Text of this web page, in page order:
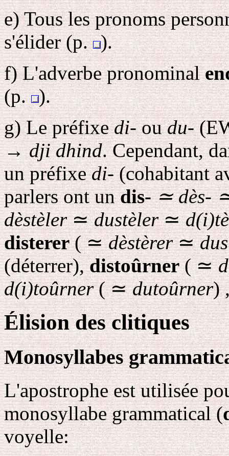
e) Tous les pronoms
s'élider (p. ).
f) L'adverbe pronominal
(p. ).
g) Le préfixedi-oudu-
→dji dhind. Cependant,
un préfixedi-(cohabitant
parlers ont undis- ≃dès-
dèstèler ≃dustèler ≃
disterer(≃dèstèrer ≃
(déterrer),distoûrner(≃
d(i)toûrner(≃dutoûrner)
Élision des clitiques
Monosyllabes
L'apostrophe est utilisée
monosyllabe grammatical (
voyelle: